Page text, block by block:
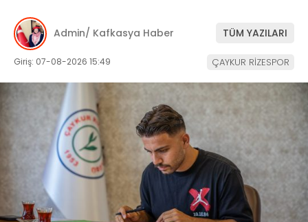
Admin/ Kafkasya Haber TÜM YAZILARI
Giriş: 07-08-2026 15:49 ÇAYKUR RİZESPOR